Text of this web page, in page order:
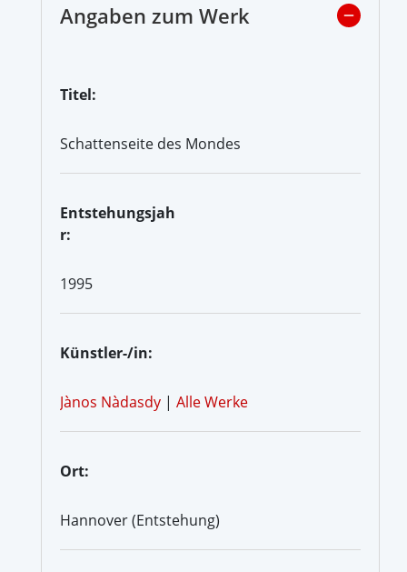
Angaben zum Werk
Titel:
Schattenseite des Mondes
Entstehungsjah
r:
1995
Künstler-/in:
Jànos Nàdasdy | Alle Werke
Ort:
Hannover (Entstehung)